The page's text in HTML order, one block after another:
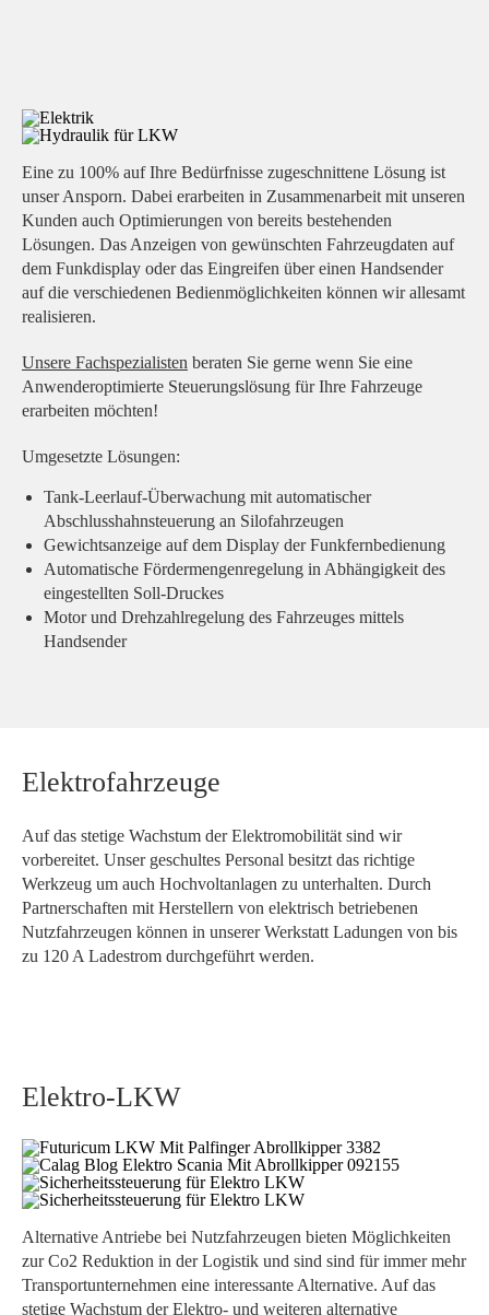
Eine zu 100% auf Ihre Bedürfnisse zugeschnittene Lösung ist
unser Ansporn. Dabei erarbeiten in Zusammenarbeit mit unseren
Kunden auch Optimierungen von bereits bestehenden
Lösungen. Das Anzeigen von gewünschten Fahrzeugdaten auf
dem Funkdisplay oder das Eingreifen über einen Handsender
auf die verschiedenen Bedienmöglichkeiten können wir allesamt
realisieren.
Unsere Fachspezialisten beraten Sie gerne wenn Sie eine
Anwenderoptimierte Steuerungslösung für Ihre Fahrzeuge
erarbeiten möchten!
Umgesetzte Lösungen:
Tank-Leerlauf-Überwachung mit automatischer
Abschlusshahnsteuerung an Silofahrzeugen
Gewichtsanzeige auf dem Display der Funkfernbedienung
Automatische Fördermengenregelung in Abhängigkeit des
eingestellten Soll-Druckes
Motor und Drehzahlregelung des Fahrzeuges mittels
Handsender
Elektrofahrzeuge
Auf das stetige Wachstum der Elektromobilität sind wir
vorbereitet. Unser geschultes Personal besitzt das richtige
Werkzeug um auch Hochvoltanlagen zu unterhalten. Durch
Partnerschaften mit Herstellern von elektrisch betriebenen
Nutzfahrzeugen können in unserer Werkstatt Ladungen von bis
zu 120 A Ladestrom durchgeführt werden.
Elektro-LKW
Alternative Antriebe bei Nutzfahrzeugen bieten Möglichkeiten
zur Co2 Reduktion in der Logistik und sind sind für immer mehr
Transportunternehmen eine interessante Alternative. Auf das
stetige Wachstum der Elektro- und weiteren alternative